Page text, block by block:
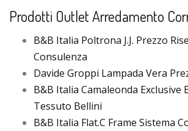
Prodotti Outlet Arredamento
B&B Italia Poltrona J.J. Prezzo
Consulenza
Davide Groppi Lampada Vera
B&B Italia Camaleonda Exclusive
Tessuto Bellini
B&B Italia Flat.C Frame Sistema